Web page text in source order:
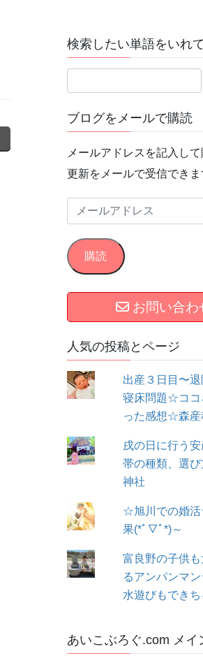
検索したい単語をいれ
ブログをメールで購読
メールアドレスを記入して
更新をメールで受信できま
ー
ル
ア
ド
購読
お問い合わ
人気の投稿とページ
出産３日目〜
寝床問題☆ココ
った感想☆森産
戌の日に行う
帯の種類、選び
神社
☆旭川での婚
果(*ﾟ▽ﾟ*)～
富良野の子供
るアンパンマン
水遊びもできち
あいこぶろぐ.com メイ